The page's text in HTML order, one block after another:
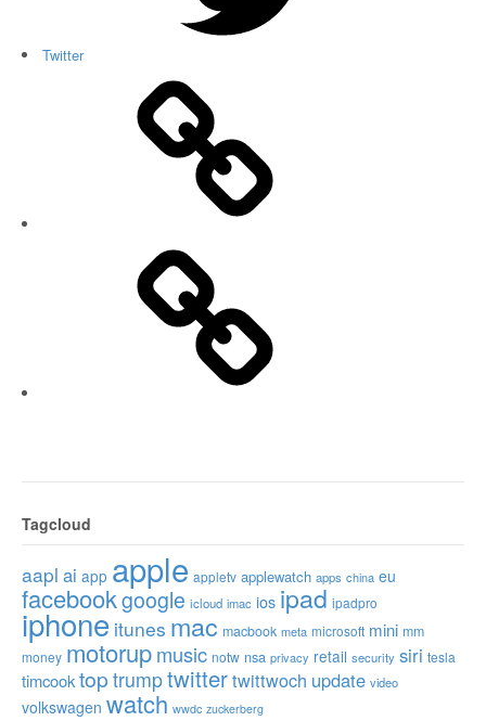
Twitter
Tagcloud
aapl ai app apple appletv applewatch apps china eu
facebookgoogle icloud imac ios ipad ipadpro
iphone itunes mac macbook meta microsoft mini mm
money motorupmusic notw nsa privacy retail security siri tesla
timcooktop trumptwittertwittwoch update video
volkswagen watch wwdc zuckerberg